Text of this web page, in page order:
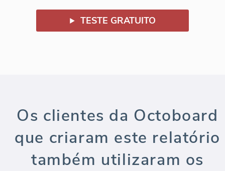
TESTE GRATUITO
Os clientes da Octoboard
que criaram este relatório
também utilizaram os